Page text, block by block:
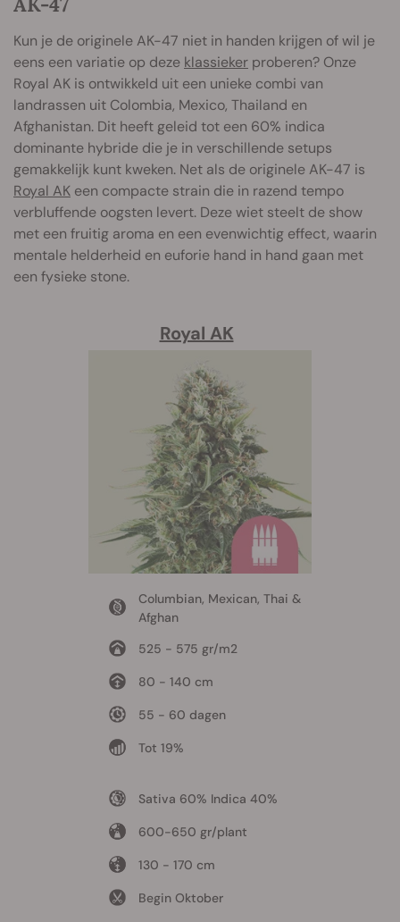
Kun je de originele AK-47 niet in handen krijgen of wil je
eens een variatie op deze klassieker proberen? Onze
Royal AK is ontwikkeld uit een unieke combi van
landrassen uit Colombia, Mexico, Thailand en
Afghanistan. Dit heeft geleid tot een 60% indica
dominante hybride die je in verschillende setups
gemakkelijk kunt kweken. Net als de originele AK-47 is
Royal AK een compacte strain die in razend tempo
verbluffende oogsten levert. Deze wiet steelt de show
met een fruitig aroma en een evenwichtig effect, waarin
mentale helderheid en euforie hand in hand gaan met
een fysieke stone.
Royal AK
Columbian, Mexican, Thai &
Afghan
525 - 575 gr/m2
80 - 140 cm
55 - 60 dagen
Tot 19%
Sativa 60% Indica 40%
600-650 gr/plant
130 - 170 cm
Begin Oktober